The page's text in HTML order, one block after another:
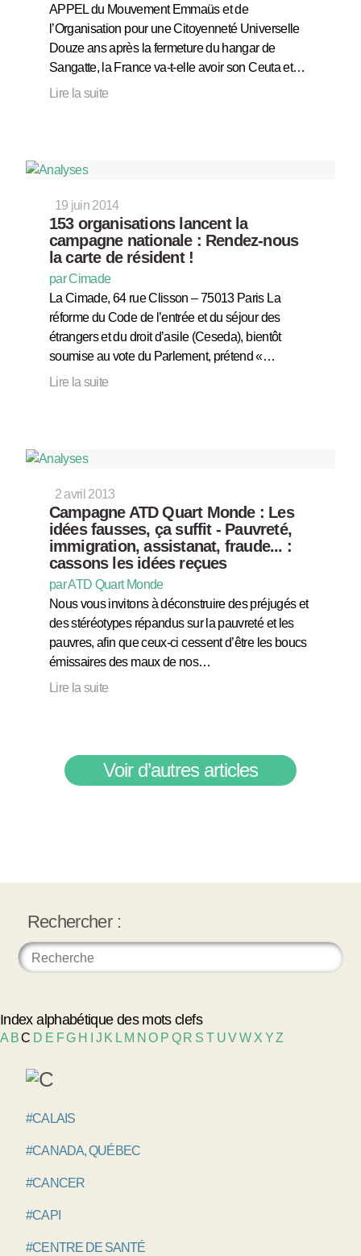
APPEL du Mouvement Emmaüs et de
l’Organisation pour une Citoyenneté Universelle
Douze ans après la fermeture du hangar de
Sangatte, la France va-t-elle avoir son Ceuta et…
Lire la suite
19 juin 2014
153 organisations lancent la
campagne nationale : Rendez-nous
la carte de résident !
par Cimade
La Cimade, 64 rue Clisson – 75013 Paris La
réforme du Code de l’entrée et du séjour des
étrangers et du droit d’asile (Ceseda), bientôt
soumise au vote du Parlement, prétend «…
Lire la suite
2 avril 2013
Campagne ATD Quart Monde : Les
idées fausses, ça suffit - Pauvreté,
immigration, assistanat, fraude... :
cassons les idées reçues
par ATD Quart Monde
Nous vous invitons à déconstruire des préjugés et
des stéréotypes répandus sur la pauvreté et les
pauvres, afin que ceux-ci cessent d’être les boucs
émissaires des maux de nos…
Lire la suite
Voir d’autres articles
Rechercher :
Index alphabétique des mots clefs
A BC D E FG H J K L M NO P Q R S T UVW X YZ
#CALAIS
#CANADA, QUÉBEC
#CANCER
#CAPI
#CENTRE DE SANTÉ